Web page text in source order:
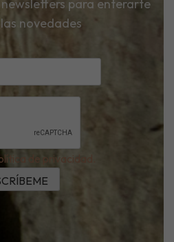
para enterarte
novedades
de privacidad.